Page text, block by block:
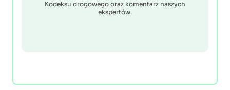
Kodeksu drogowego oraz komentarz naszych
ekspertów.